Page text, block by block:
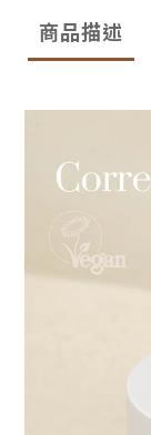
商品描述